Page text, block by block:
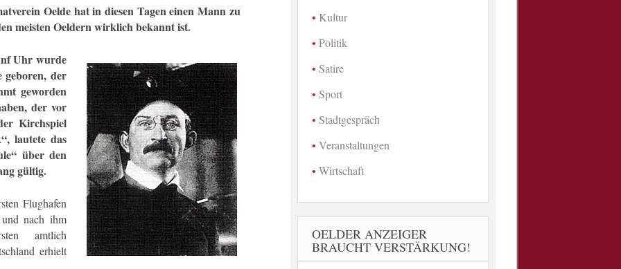
Oelde hat in diesen Tagen einen Mann zu
meisten Oeldern wirklich bekannt ist.
Uhr wurde
geboren, der
geworden
der vor
Kirchspiel
lautete das
über den
gültig.
Flughafen
nach ihm
amtlich
erhielt
Kultur
Politik
Satire
Sport
Stadtgespräch
Veranstaltungen
Wirtschaft
OELDER ANZEIGER
BRAUCHT VERSTÄRKUNG!